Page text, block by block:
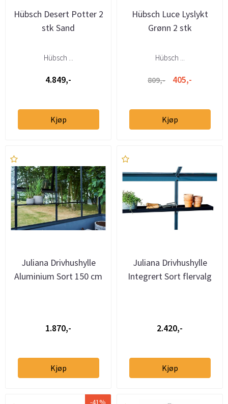
Hübsch Desert Potter 2
stk Sand
Hübsch ...
4.849,-
Kjøp
Hübsch Luce Lyslykt
Grønn 2 stk
Hübsch ...
809,- 405,-
Kjøp
Juliana Drivhushylle
Aluminium Sort 150 cm
1.870,-
Kjøp
Juliana Drivhushylle
Integrert Sort flervalg
2.420,-
Kjøp
-41%